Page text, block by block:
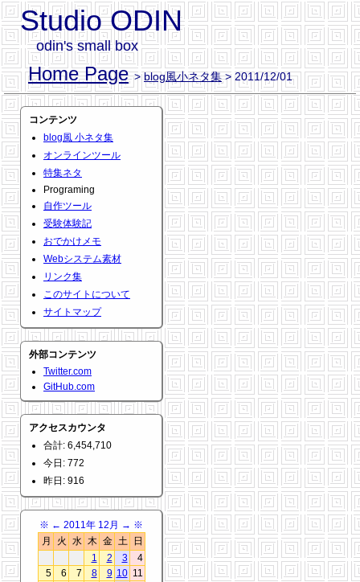
Studio ODIN
odin's small box
Home Page >blog風小ネタ集> 2011/12/01
コンテンツ
blog風 小ネタ集
オンラインツール
特集ネタ
Programing
自作ツール
受験体験記
おでかけメモ
Webシステム素材
リンク集
このサイトについて
サイトマップ
外部コンテンツ
Twitter.com
GitHub.com
アクセスカウンタ
合計: 6,454,710
今日: 772
昨日: 916
※ ← 2011年 12月 → ※
月
火 水 木 金 土
日
1
2 3
4
5
6 7 8 9 10 11